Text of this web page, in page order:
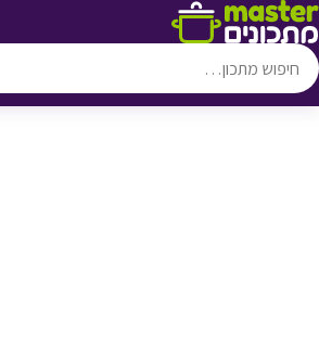
דלג לתוכן
♥ הוספה